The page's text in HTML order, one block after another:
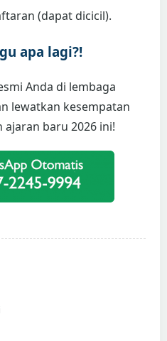
(dapat dicicil).
apa lagi?!
Anda di lembaga
lewatkan kesempatan
baru 2026 ini!